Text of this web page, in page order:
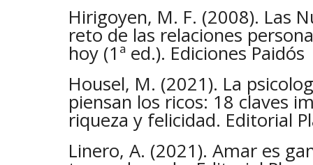
Hirigoyen, M. F. (2008). Las
reto de las relaciones
hoy (1ª ed.). Ediciones Paidós
Housel, M. (2021). La
piensan los ricos: 18 claves
riqueza y felicidad. Editorial
Linero, A. (2021). Amar es